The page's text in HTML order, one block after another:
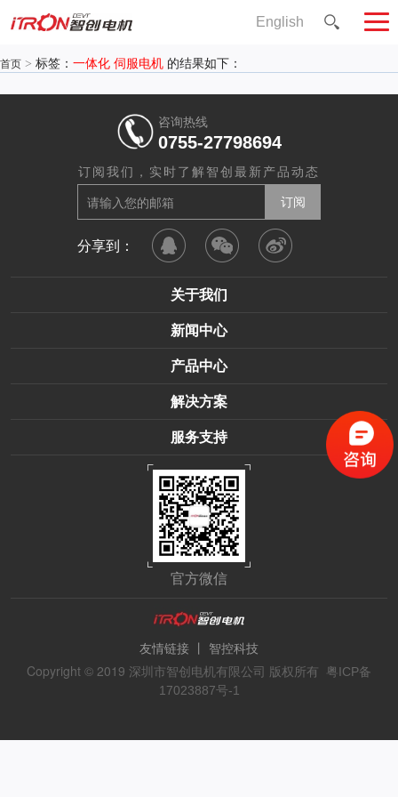
English
首页 > 标签： 一体化 伺服电机 的结果如下：
咨询热线
0755-27798694
订阅我们，实时了解智创最新产品动态
分享到：
关于我们
新闻中心
产品中心
解决方案
服务支持
官方微信
友情链接 丨 智控科技
Copyright © 2019 深圳市智创电机有限公司 版权所有
粤ICP备
17023887号-1